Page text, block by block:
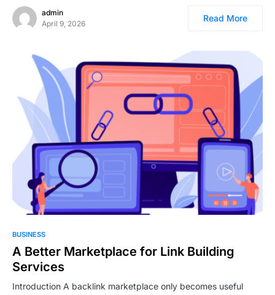
admin
April 9, 2026
Read More
BUSINESS
A Better Marketplace for Link Building
Services
Introduction A backlink marketplace only becomes useful